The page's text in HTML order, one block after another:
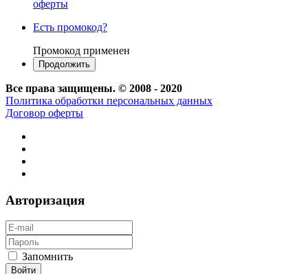
оферты
Есть промокод?
Промокод применен
Все права защищены. © 2008 - 2020
Политика обработки персональных данных
Договор оферты
Авторизация
Запомнить